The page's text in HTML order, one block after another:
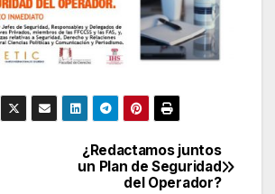
¿Redactamos juntos
un Plan de Seguridad
del Operador?